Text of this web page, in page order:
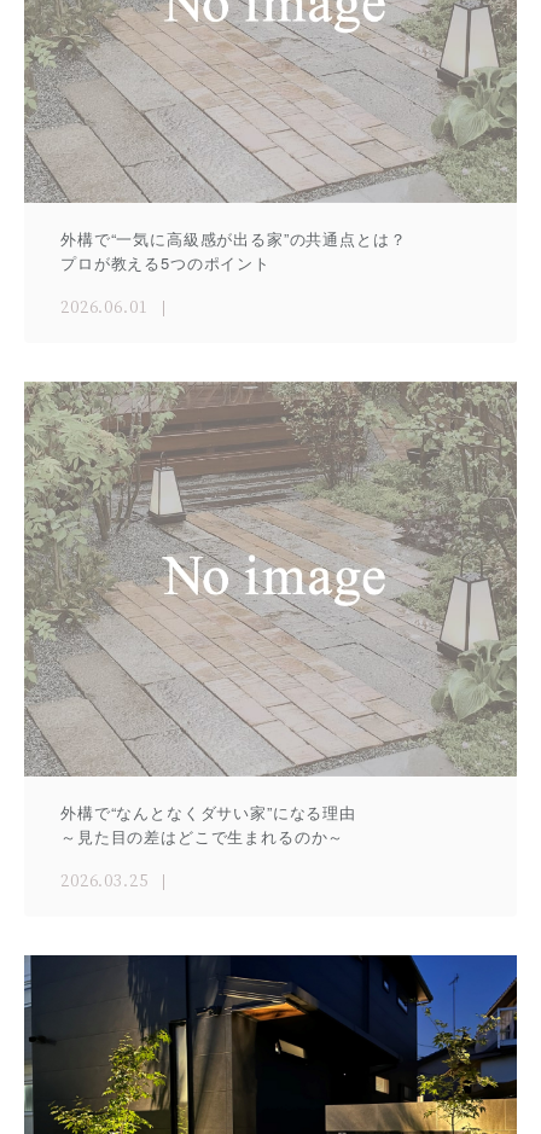
外構で“一気に高級感が出る家”の共通点とは？
プロが教える5つのポイント
2026.06.01
外構で“なんとなくダサい家”になる理由
～見た目の差はどこで生まれるのか～
2026.03.25